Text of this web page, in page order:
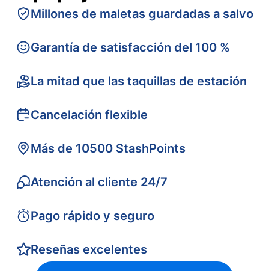
Millones de maletas guardadas a salvo
Garantía de satisfacción del 100 %
La mitad que las taquillas de estación
Cancelación flexible
Más de 10500 StashPoints
Atención al cliente 24/7
Pago rápido y seguro
Reseñas excelentes